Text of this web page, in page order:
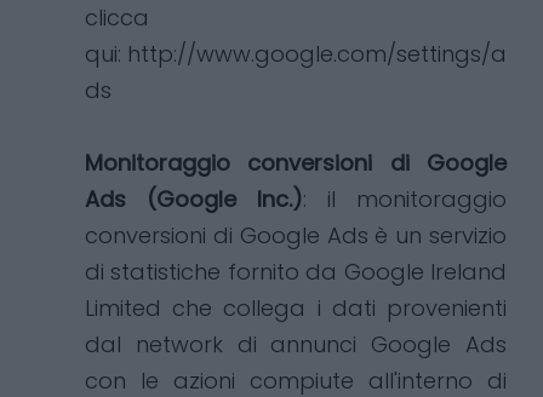
clicca
qui: http://www.google.com/settings/a
ds
Monitoraggio conversioni di Google
Ads (Google Inc.): il monitoraggio
conversioni di Google Ads è un servizio
di statistiche fornito da Google Ireland
Limited che collega i dati provenienti
dal network di annunci Google Ads
con le azioni compiute all'interno di